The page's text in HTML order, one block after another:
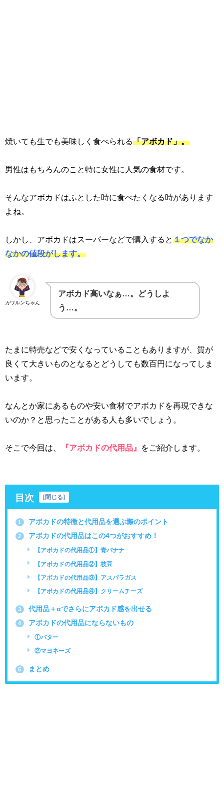
焼いても生でも美味しく食べられる「アボカド」。
男性はもちろんのこと特に女性に人気の食材です。
そんなアボカドはふとした時に食べたくなる時があります
よね。
しかし、アボカドはスーパーなどで購入すると１つでなか
なかの値段がします。
カワルンちゃん
アボカド高いなぁ…。どうしよ
う…。
たまに特売などで安くなっていることもありますが、質が
良くて大きいものとなるとどうしても数百円になってしま
います。
なんとか家にあるものや安い食材でアボカドを再現できな
いのか？と思ったことがある人も多いでしょう。
そこで今回は、 『アボカドの代用品』 をご紹介します。
目次 [閉じる]
1 アボカドの特徴と代用品を選ぶ際のポイント
2 アボカドの代用品はこの4つがおすすめ！
【アボカドの代用品①】青バナナ
【アボカドの代用品②】枝豆
【アボカドの代用品③】アスパラガス
【アボカドの代用品④】クリームチーズ
3 代用品＋αでさらにアボカド感を出せる
4 アボカドの代用品にならないもの
①バター
②マヨネーズ
5 まとめ